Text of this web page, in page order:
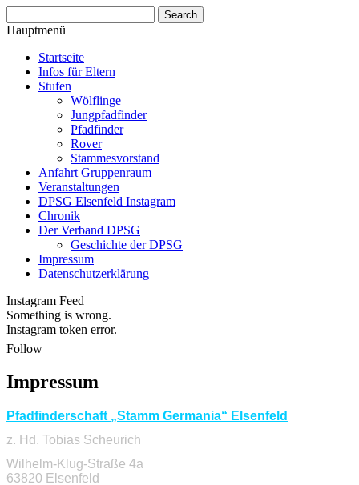
Hauptmenü
Startseite
Infos für Eltern
Stufen
Wölflinge
Jungpfadfinder
Pfadfinder
Rover
Stammesvorstand
Anfahrt Gruppenraum
Veranstaltungen
DPSG Elsenfeld Instagram
Chronik
Der Verband DPSG
Geschichte der DPSG
Impressum
Datenschutzerklärung
Instagram Feed
Something is wrong.
Instagram token error.
Follow
Impressum
Pfadfinderschaft „Stamm Germania“ Elsenfeld
z. Hd. Tobias Scheurich
Wilhelm-Klug-Straße 4a
63820 Elsenfeld